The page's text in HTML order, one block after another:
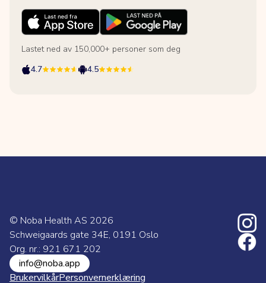
Lastet ned av 150,000+ personer som deg
4.7
4.5
© Noba Health AS 2026
Schweigaards gate 34E, 0191 Oslo
Org. nr.: 921 671 202
info@noba.app
BrukervilkårPersonvernerklæring